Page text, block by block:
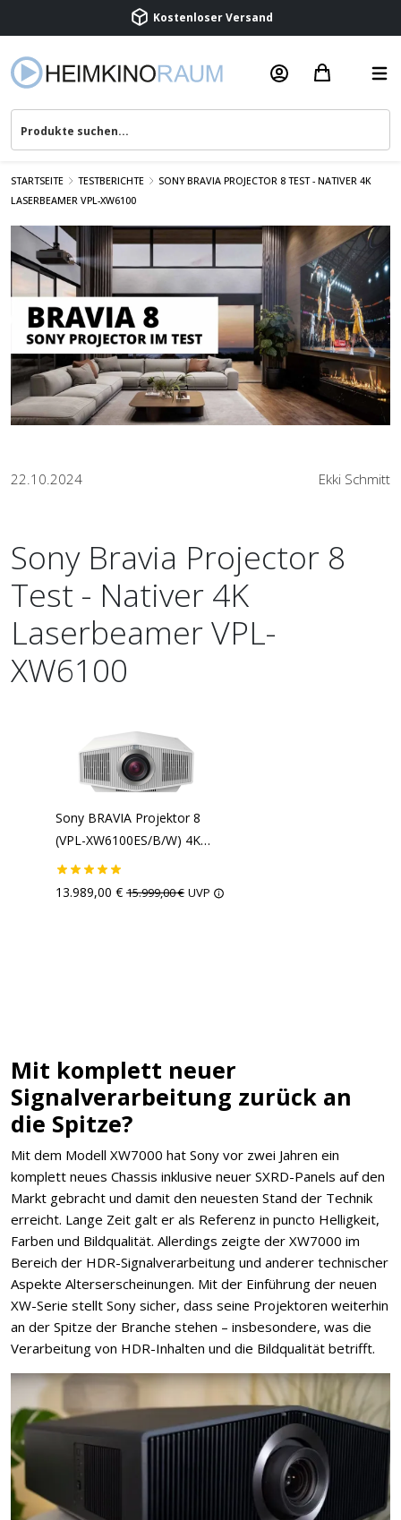
Beratung & Service
STARTSEITE TESTBERICHTE
SONY BRAVIA PROJECTOR 8 TEST - NATIVER 4K
LASERBEAMER VPL-XW6100
22.10.2024 Ekki Schmitt
Sony Bravia Projector 8
Test - Nativer 4K
Laserbeamer VPL-
XW6100
Sony BRAVIA Projektor 8
(VPL-XW6100ES/B/W) 4K
UltraHD Beamer -
HEIMKINORAUM Edition
13.989,00 € 15.999,00 € UVP
Mit komplett neuer
Signalverarbeitung zurück an
die Spitze?
Mit dem Modell XW7000 hat Sony vor zwei Jahren ein
komplett neues Chassis inklusive neuer SXRD-Panels auf den
Markt gebracht und damit den neuesten Stand der Technik
erreicht. Lange Zeit galt er als Referenz in puncto Helligkeit,
Farben und Bildqualität. Allerdings zeigte der XW7000 im
Bereich der HDR-Signalverarbeitung und anderer technischer
Aspekte Alterserscheinungen. Mit der Einführung der neuen
XW-Serie stellt Sony sicher, dass seine Projektoren weiterhin
an der Spitze der Branche stehen – insbesondere, was die
Verarbeitung von HDR-Inhalten und die Bildqualität betrifft.